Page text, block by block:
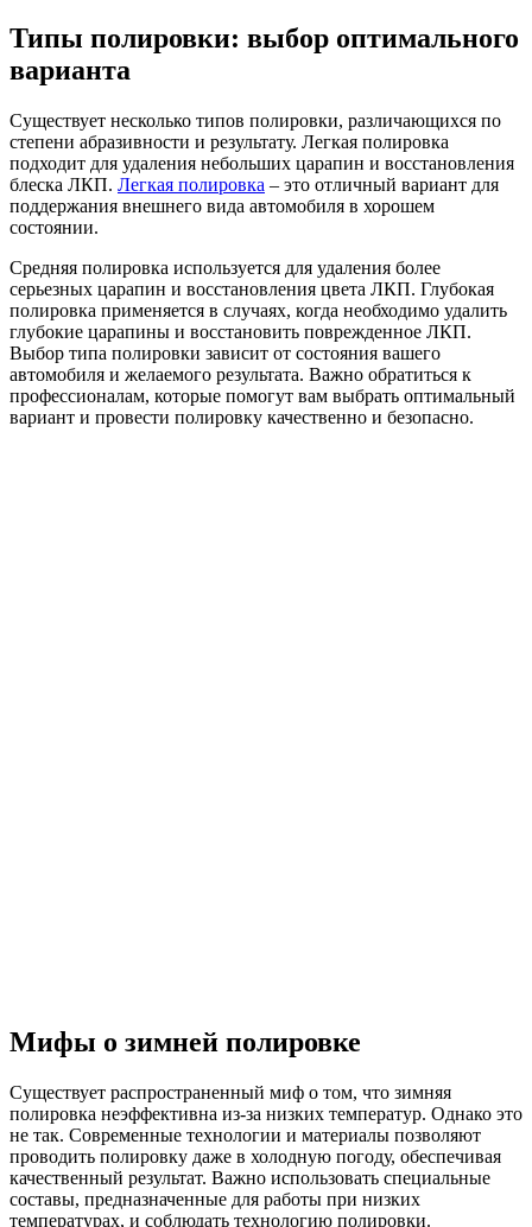
Типы полировки: выбор оптимального
варианта
Существует несколько типов полировки, различающихся по
степени абразивности и результату. Легкая полировка
подходит для удаления небольших царапин и восстановления
блеска ЛКП. Легкая полировка – это отличный вариант для
поддержания внешнего вида автомобиля в хорошем
состоянии.
Средняя полировка используется для удаления более
серьезных царапин и восстановления цвета ЛКП. Глубокая
полировка применяется в случаях, когда необходимо удалить
глубокие царапины и восстановить поврежденное ЛКП.
Выбор типа полировки зависит от состояния вашего
автомобиля и желаемого результата. Важно обратиться к
профессионалам, которые помогут вам выбрать оптимальный
вариант и провести полировку качественно и безопасно.
Мифы о зимней полировке
Существует распространенный миф о том, что зимняя
полировка неэффективна из-за низких температур. Однако это
не так. Современные технологии и материалы позволяют
проводить полировку даже в холодную погоду, обеспечивая
качественный результат. Важно использовать специальные
составы, предназначенные для работы при низких
температурах, и соблюдать технологию полировки.